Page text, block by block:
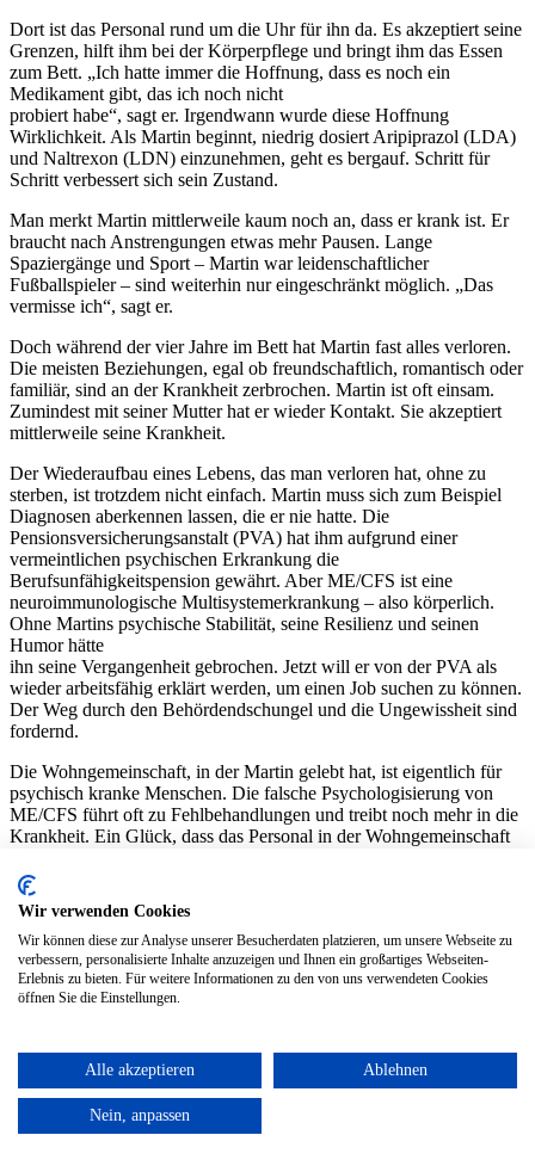
Dort ist das Personal rund um die Uhr für ihn da. Es akzeptiert seine
Grenzen, hilft ihm bei der Körperpflege und bringt ihm das Essen
zum Bett. „Ich hatte immer die Hoffnung, dass es noch ein
Medikament gibt, das ich noch nicht
probiert habe“, sagt er. Irgendwann wurde diese Hoffnung
Wirklichkeit. Als Martin beginnt, niedrig dosiert Aripiprazol (LDA)
und Naltrexon (LDN) einzunehmen, geht es bergauf. Schritt für
Schritt verbessert sich sein Zustand.
Man merkt Martin mittlerweile kaum noch an, dass er krank ist. Er
braucht nach Anstrengungen etwas mehr Pausen. Lange
Spaziergänge und Sport – Martin war leidenschaftlicher
Fußballspieler – sind weiterhin nur eingeschränkt möglich. „Das
vermisse ich“, sagt er.
Doch während der vier Jahre im Bett hat Martin fast alles verloren.
Die meisten Beziehungen, egal ob freundschaftlich, romantisch oder
familiär, sind an der Krankheit zerbrochen. Martin ist oft einsam.
Zumindest mit seiner Mutter hat er wieder Kontakt. Sie akzeptiert
mittlerweile seine Krankheit.
Der Wiederaufbau eines Lebens, das man verloren hat, ohne zu
sterben, ist trotzdem nicht einfach. Martin muss sich zum Beispiel
Diagnosen aberkennen lassen, die er nie hatte. Die
Pensionsversicherungsanstalt (PVA) hat ihm aufgrund einer
vermeintlichen psychischen Erkrankung die
Berufsunfähigkeitspension gewährt. Aber ME/CFS ist eine
neuroimmunologische Multisystemerkrankung – also körperlich.
Ohne Martins psychische Stabilität, seine Resilienz und seinen
Humor hätte
ihn seine Vergangenheit gebrochen. Jetzt will er von der PVA als
wieder arbeitsfähig erklärt werden, um einen Job suchen zu können.
Der Weg durch den Behördendschungel und die Ungewissheit sind
fordernd.
Die Wohngemeinschaft, in der Martin gelebt hat, ist eigentlich für
psychisch kranke Menschen. Die falsche Psychologisierung von
ME/CFS führt oft zu Fehlbehandlungen und treibt noch mehr in die
Krankheit. Ein Glück, dass das Personal in der Wohngemeinschaft
dem Tag, als er von Brent Stirton fotografiert wurde, in eine neue
Wohngemeinschaft mit weniger Betreuung ziehen. Ein weiterer
Schritt zurück ins Leben.
Wir verwenden Cookies
Wir können diese zur Analyse unserer Besucherdaten platzieren, um unsere Webseite zu
verbessern, personalisierte Inhalte anzuzeigen und Ihnen ein großartiges Webseiten-
Erlebnis zu bieten. Für weitere Informationen zu den von uns verwendeten Cookies
öffnen Sie die Einstellungen.
Alle akzeptieren Ablehnen
Nein, anpassen